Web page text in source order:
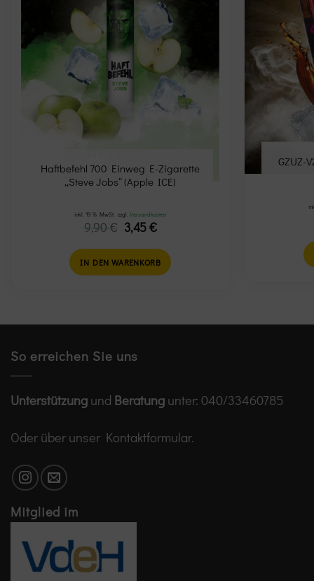
Haftbefehl 700 Einweg E-Zigarette
„Steve Jobs“ (Apple ICE)
inkl. 19 % MwSt. zzgl.Versandkosten
9,90€ Ursprünglicher
Preis
war:
9,90 €
3,45€Aktueller
ist:
3,45 €.
IN DEN WARENKORB
GZUZ-
So erreichen Sie uns
Unterstützung und Beratung unter: 040/33460785
Oder über unser Kontaktformular.
Mitglied im